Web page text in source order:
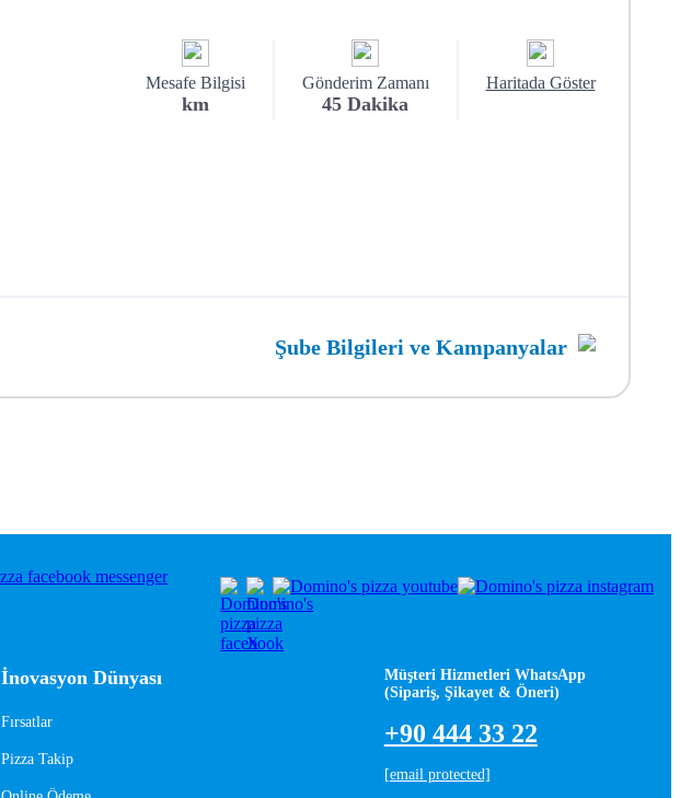
Mesafe Bilgisi
km
Gönderim Zamanı
45 Dakika
Haritada Göster
Şube Bilgileri ve Kampanyalar
İnovasyon Dünyası
Fırsatlar
Pizza Takip
Müşteri Hizmetleri WhatsApp
(Sipariş, Şikayet & Öneri)
+90 444 33 22
[email protected]